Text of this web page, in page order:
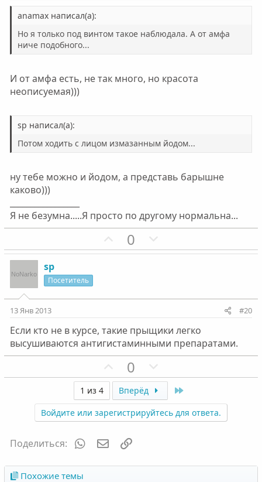
ы
о
л
ы
о
л
anamax написал(а):
Но я только под винтом такое наблюдала. А от амфа
ниче подобного...
И от амфа есть, не так много, но красота
неописуемая)))
sp написал(а):
Потом ходить с лицом измазанным йодом...
ну тебе можно и йодом, а представь барышне
каково)))
Я не безумна.....Я просто по другому нормальна...
П
о
т
н
ы
г
о
л
о
0
е
т
н
ы
г
л
о
sp
Посетитель
13 Янв 2013 #20
Если кто не в курсе, такие прыщики легко
высушиваются антигистаминными препаратами.
П
о
з
и
т
и
в
н
0
е
а
т
н
1 из 4 Вперёд
Войдите или зарегистрируйтесь для ответа.
Поделиться: WhatsAppЭлектронная почта
Похожие темы